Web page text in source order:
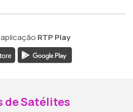
RTP Play
de Satélites